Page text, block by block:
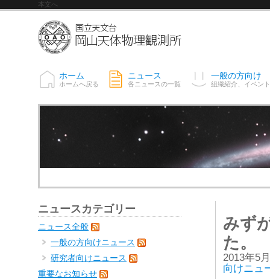
本文へ
ホーム
ホームへ戻る
ニュース
各ニュースの一覧
一般の方向け
組織紹介、イベン
みず
た。
2013年5
向けニュ
ニュースカテゴリー
ニュース全般
一般の方向けニュース
研究者向けニュース
重要なお知らせ